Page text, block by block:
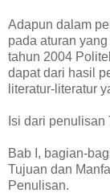
Adapun dalam
pada aturan
tahun 2004
dapat dari hasil
literatur-literatur
Isi dari
Bab I, bagian-
Tujuan dan
Penulisan.